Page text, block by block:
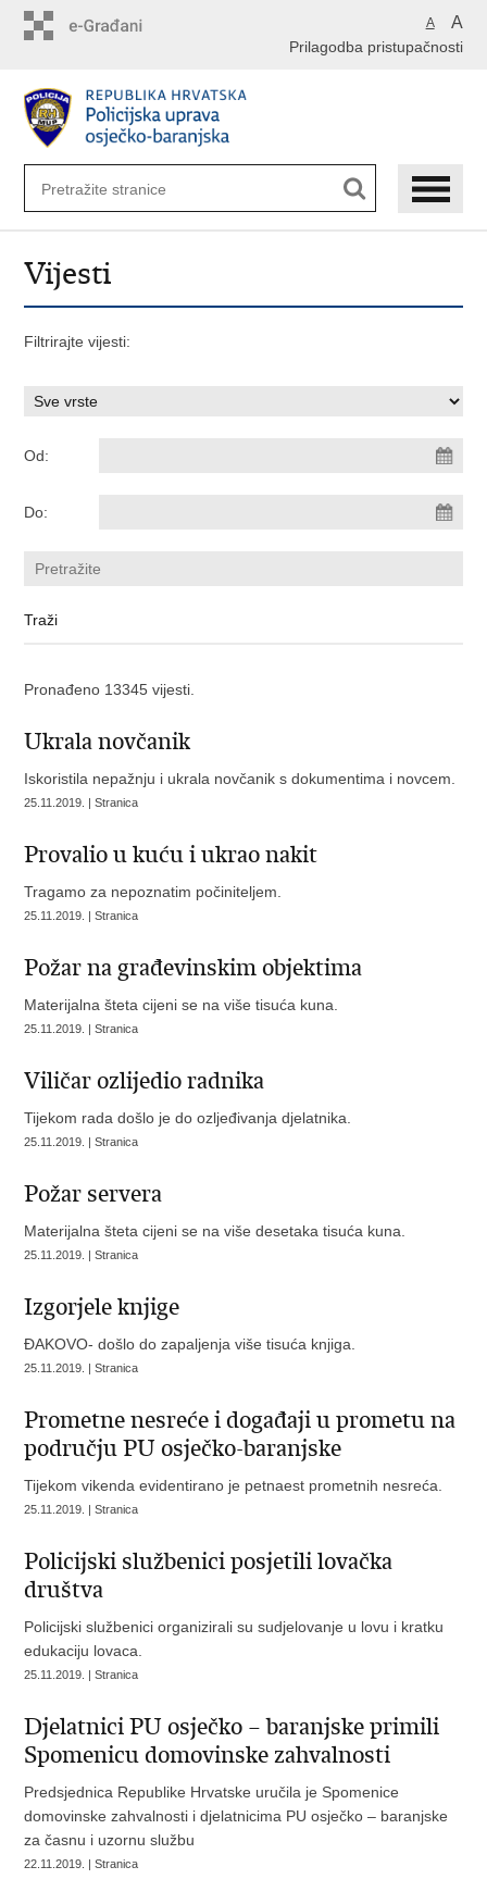
A A
Prilagodba pristupačnosti
Vijesti
Filtrirajte vijesti:
Od:
Do:
Pronađeno 13345 vijesti.
Ukrala novčanik
Iskoristila nepažnju i ukrala novčanik s dokumentima i novcem.
25.11.2019. | Stranica
Provalio u kuću i ukrao nakit
Tragamo za nepoznatim počiniteljem.
25.11.2019. | Stranica
Požar na građevinskim objektima
Materijalna šteta cijeni se na više tisuća kuna.
25.11.2019. | Stranica
Viličar ozlijedio radnika
Tijekom rada došlo je do ozljeđivanja djelatnika.
25.11.2019. | Stranica
Požar servera
Materijalna šteta cijeni se na više desetaka tisuća kuna.
25.11.2019. | Stranica
Izgorjele knjige
ĐAKOVO- došlo do zapaljenja više tisuća knjiga.
25.11.2019. | Stranica
Prometne nesreće i događaji u prometu na
području PU osječko-baranjske
Tijekom vikenda evidentirano je petnaest prometnih nesreća.
25.11.2019. | Stranica
Policijski službenici posjetili lovačka
društva
Policijski službenici organizirali su sudjelovanje u lovu i kratku
edukaciju lovaca.
25.11.2019. | Stranica
Djelatnici PU osječko – baranjske primili
Spomenicu domovinske zahvalnosti
Predsjednica Republike Hrvatske uručila je Spomenice
domovinske zahvalnosti i djelatnicima PU osječko – baranjske
za časnu i uzornu službu
22.11.2019. | Stranica